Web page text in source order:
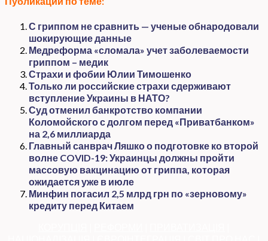
С гриппом не сравнить — ученые обнародовали
шокирующие данные
Медреформа «сломала» учет заболеваемости
гриппом – медик
Страхи и фобии Юлии Тимошенко
Только ли российские страхи сдерживают
вступление Украины в НАТО?
Суд отменил банкротство компании
Коломойского с долгом перед «Приватбанком»
на 2,6 миллиарда
Главный санврач Ляшко о подготовке ко второй
волне COVID-19: Украинцы должны пройти
массовую вакцинацию от гриппа, которая
ожидается уже в июле
Минфин погасил 2,5 млрд грн по «зерновому»
кредиту перед Китаем